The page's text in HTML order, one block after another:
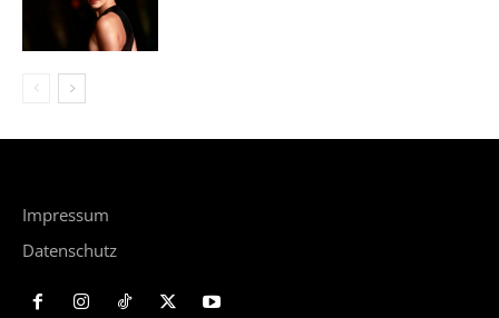
Impressum
Datenschutz